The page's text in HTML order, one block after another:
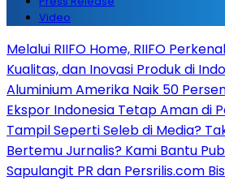
Video
Melalui RIIFO Home, RIIFO
Kualitas, dan Inovasi Produk di
Aluminium Amerika Naik 50
Ekspor Indonesia Tetap Aman di
Tampil Seperti Seleb di Media?
Bertemu Jurnalis? Kami Bantu
Sapulangit PR dan Persrilis.com